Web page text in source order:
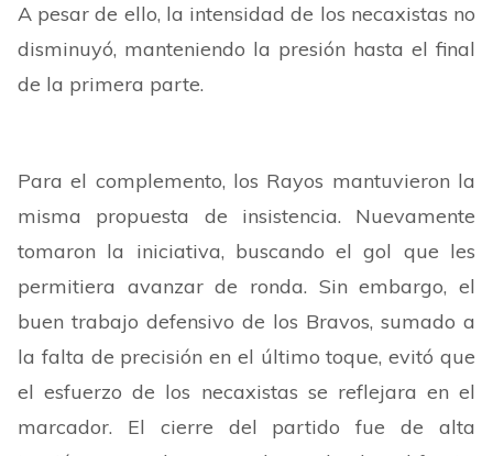
A pesar de ello, la intensidad de los necaxistas no
disminuyó, manteniendo la presión hasta el final
de la primera parte.
Para el complemento, los Rayos mantuvieron la
misma propuesta de insistencia. Nuevamente
tomaron la iniciativa, buscando el gol que les
permitiera avanzar de ronda. Sin embargo, el
buen trabajo defensivo de los Bravos, sumado a
la falta de precisión en el último toque, evitó que
el esfuerzo de los necaxistas se reflejara en el
marcador. El cierre del partido fue de alta